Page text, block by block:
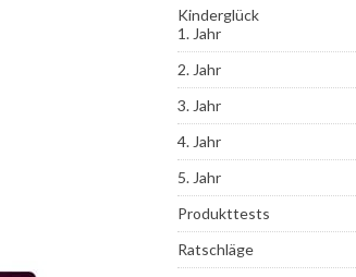
Kinderglück
1. Jahr
2. Jahr
3. Jahr
4. Jahr
5. Jahr
Produkttests
Ratschläge